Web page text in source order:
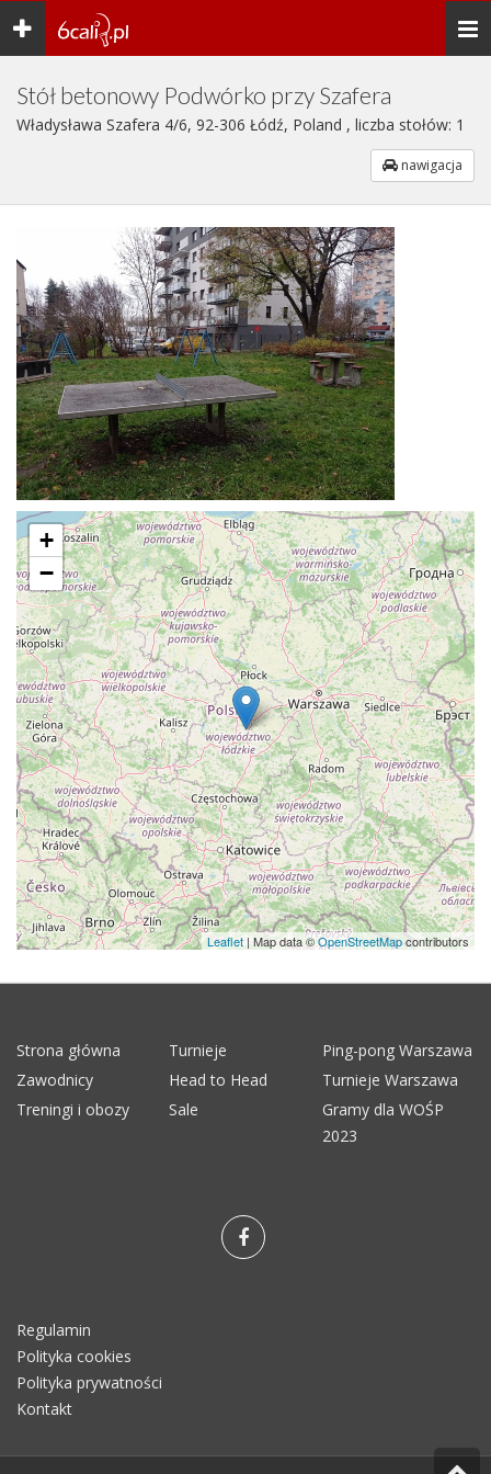
Toggle
navigation
Stół betonowy Podwórko przy Szafera
Władysława Szafera 4/6, 92-306 Łódź, Poland , liczba stołów: 1
nawigacja
+
−
Leaflet| Map data ©OpenStreetMapcontributors
Strona główna Turnieje
Ping-pong Warszawa
Zawodnicy
Head to Head
Turnieje Warszawa
Treningi i obozy
Sale
Gramy dla WOŚP
2023
Regulamin
Polityka cookies
Polityka prywatności
Kontakt